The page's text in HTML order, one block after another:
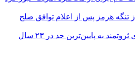
تنگه هرمز پس از اعلام توافق صلح
ذخایر نفت کشورهای ثروتمند به پایین‌ترین حد در ۲۳ سال